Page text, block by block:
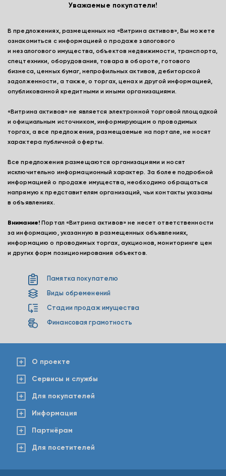
Уважаемые покупатели!
В предложениях, размещенных на «Витрина активов», Вы можете
ознакомиться с информацией о продаже залогового
и незалогового имущества, объектов недвижимости, транспорта,
спецтехники, оборудования, товара в обороте, готового
бизнеса, ценных бумаг, непрофильных активов, дебиторской
задолженности, а также, о торгах, ценах и другой информацией,
опубликованной кредитными и иными организациями.
«Витрина активов» не является электронной торговой площадкой
и официальным источником, информирующим о проводимых
торгах, а все предложения, размещаемые на портале, не носят
характера публичной оферты.
Все предложения размещаются организациями и носят
исключительно информационный характер. За более подробной
информацией о продаже имущества, необходимо обращаться
напрямую к представителям организаций, чьи контакты указаны
в объявлениях.
Внимание! Портал «Витрина активов» не несет ответственности
за информацию, указанную в размещенных объявлениях,
информацию о проводимых торгах, аукционов, мониторинге цен
и других форм позиционирования объектов.
Памятка покупателю
Виды обременений
Стадии продаж имущества
Финансовая грамотность
О проекте
Сервисы и службы
Для покупателей
Информация
Партнёрам
Для посетителей